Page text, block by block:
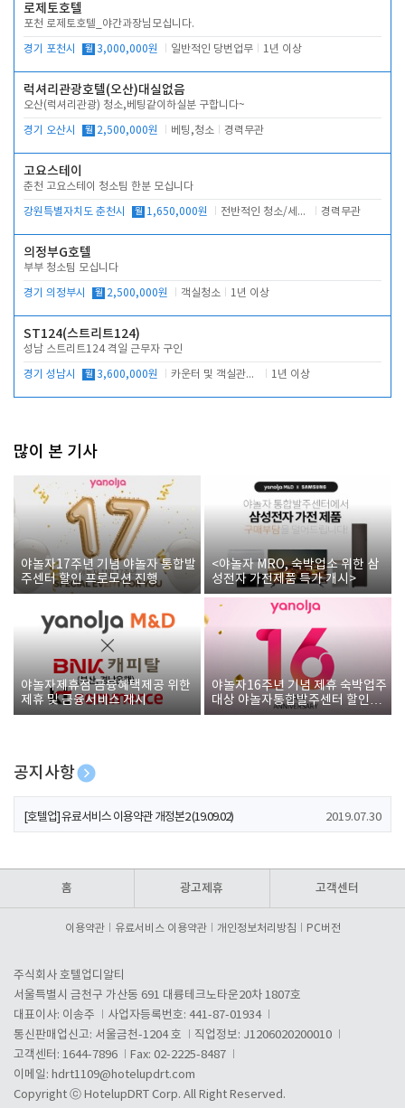
로제토호텔
포천 로제토호텔_야간과장님모십니다.
경기 포천시 월 3,000,000원 일반적인 당번업무 1년 이상
럭셔리관광호텔(오산)대실없음
오산(럭셔리관광) 청소,베팅같이하실분 구합니다~
경기 오산시 월 2,500,000원 베팅,청소 경력무관
고요스테이
춘천 고요스테이 청소팀 한분 모십니다
강원특별자치도 춘천시 월 1,650,000원 전반적인 청소/세탁업무 경력무관
의정부G호텔
부부 청소팀 모십니다
경기 의정부시 월 2,500,000원 객실청소 1년 이상
ST124(스트리트124)
성남 스트리트124 격일 근무자 구인
경기 성남시 월 3,600,000원 카운터 및 객실관리 전반 1년 이상
많이 본 기사
야놀자17주년 기념 야놀자 통합발
주센터 할인 프로모션 진행
<야놀자 MRO, 숙박업소 위한 삼
성전자 가전제품 특가 개시>
야놀자제휴점 금융혜택제공 위한
제휴 및 금융서비스 게시
야놀자16주년 기념 제휴 숙박업주
대상 야놀자통합발주센터 할인쿠
폰 증정
공지사항
[호텔업] 개인정보 처리방침 개정본1 (19.09.02)
[호텔업] 유료서비스 이용약관 개정본2 (19.09.02) 2019.07.30
홈 광고제휴 고객센터
이용약관 유료서비스 이용약관 개인정보처리방침 PC버전
주식회사 호텔업디알티
서울특별시 금천구 가산동 691 대륭테크노타운20차 1807호
대표이사: 이송주
사업자등록번호: 441-87-01934
통신판매업신고: 서울금천-1204 호
직업정보: J1206020200010
고객센터: 1644-7896
Fax: 02-2225-8487
이메일: hdrt1109@hotelupdrt.com
Copyright ⓒ HotelupDRT Corp. All Right Reserved.